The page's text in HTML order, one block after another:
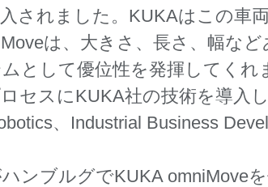
されました。KUKAはこの車
は、大きさ、長さ、幅な
として優位性を発揮してく
セスにKUKA社の技術を導入
、Industrial Business
ンブルグでKUKA omniMove